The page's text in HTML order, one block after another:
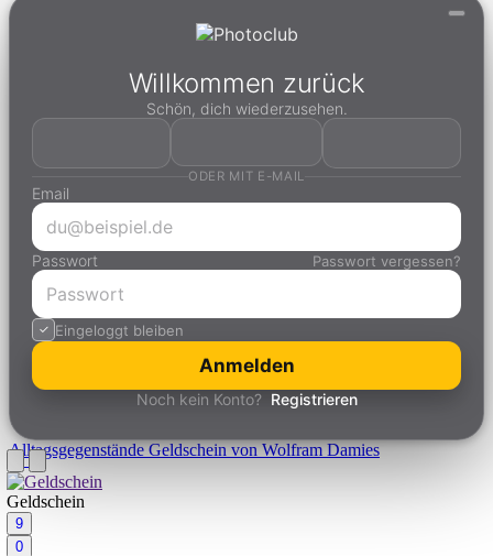
Willkommen zurück
Schön, dich wiederzusehen.
ODER MIT E-MAIL
Email
Passwort Passwort vergessen?
Eingeloggt bleiben
Anmelden
Noch kein Konto? Registrieren
AlltagsgegenständeGeldschein von Wolfram Damies
Geldschein
9
0